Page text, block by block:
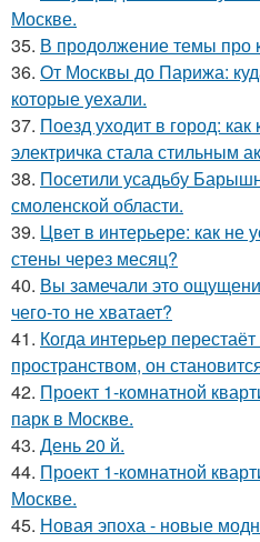
Москве.
35. В продолжение темы про
36. От Москвы до Парижа:
которые уехали.
37. Поезд уходит в город:
электричка стала стильным
38. Посетили усадьбу
смоленской области.
39. Цвет в интерьере: как не
стены через месяц?
40. Вы замечали это
чего-то не хватает?
41. Когда интерьер
пространством, он
42. Проект 1-комнатной
парк в Москве.
43. День 20 й.
44. Проект 1-комнатной
Москве.
45. Новая эпоха - новые